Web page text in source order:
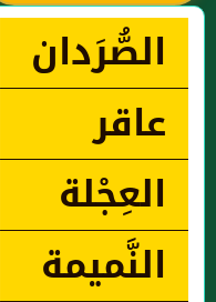
الصُّرَدان
عاقر
العِجْلة
النَّميمة